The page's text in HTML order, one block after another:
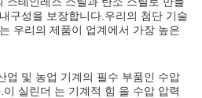
구성을 보장합니다.우리의 첨단 기술
우리의 제품이 업계에서 가장 높은
업 및 농업 기계의 필수 부품인 수압
실린더 는 기계적 힘 을 수압 압력